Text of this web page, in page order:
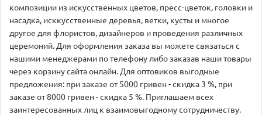
композиции из искусственных цветов, пресс-цветок, головки и
насадка, исккусственные деревья, ветки, кусты и многое
другое для флористов, дизайнеров и проведения различных
церемоний. Для оформления заказа вы можете связаться с
нашими менеджерами по телефону либо заказав наши товары
через корзину сайта онлайн. Для оптовиков выгодные
предложения: при заказе от 5000 гривен - скидка 3 %, при
заказе от 8000 гривен - скидка 5 %. Приглашаем всех
заинтересованных лиц к взаимовыгодному сотрудничеству.